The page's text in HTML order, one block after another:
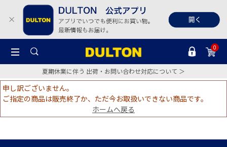
0
夏期休業に伴う 出荷・お問い合わせ対応について ＞
申し訳ございません。
ご指定の商品は販売終了か、ただ今お取扱いできない商品です。
ホームへ戻る